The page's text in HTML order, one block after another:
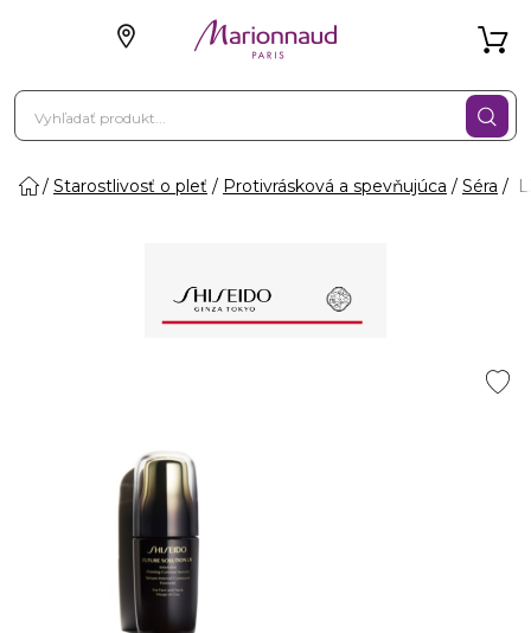
Starostlivosť o pleť Protivrásková a spevňujúca Séra